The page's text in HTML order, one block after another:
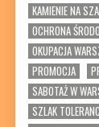
KAMIENIE NA
OCHRONA
OKUPACJA
PROMOCJA
SABOTAŻ W
SZLAK